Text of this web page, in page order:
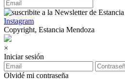
Instagram
Copyright, Estancia Mendoza
×
Iniciar sesión
Olvidé mi contraseña